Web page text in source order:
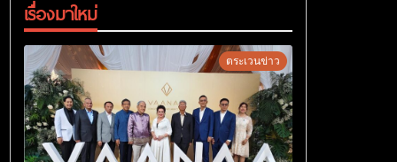
เรื่องมาใหม่
ตระเวนข่าว